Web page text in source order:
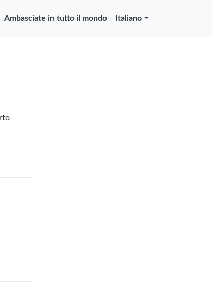
Ambasciate in tutto il mondo Italiano